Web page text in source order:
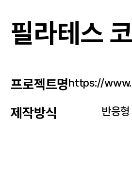
필라테스
프로젝트명https://
제작방식 반응형